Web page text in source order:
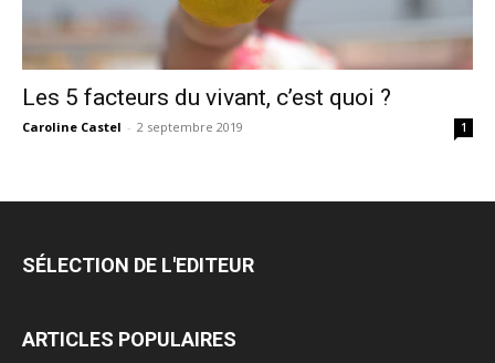
Les 5 facteurs du vivant, c’est quoi ?
Caroline Castel - 2 septembre 2019 1
SÉLECTION DE L'EDITEUR
ARTICLES POPULAIRES